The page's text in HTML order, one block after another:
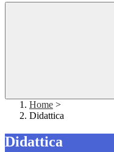
Home >
Didattica
Didattica